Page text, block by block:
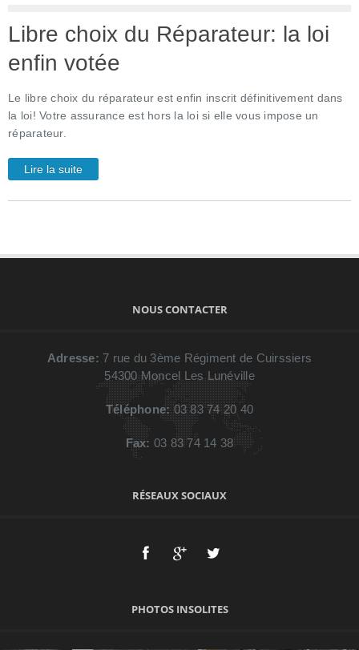
avril 2021
mars 2021
janvier 2021
décembre 2020
novembre 2020
octobre 2020
Libre choix du Réparateur: la loi
enfin votée
Le libre choix du réparateur est enfin inscrit définitivement dans
la loi! Votre assurance est hors la loi si elle vous impose un
réparateur.
Lire la suite
NOUS CONTACTER
Adresse: 7 rue du 3ème Régiment de Cuirssiers
54300 Moncel Les Lunéville
Téléphone:03 83 74 20 40
Fax: 03 83 74 14 38
RÉSEAUX SOCIAUX
PHOTOS INSOLITES